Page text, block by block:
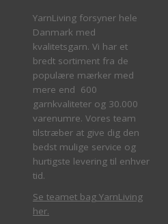
YarnLiving forsyner hele
Danmark med
kvalitetsgarn. Vi har et
bredt sortiment fra de
populære mærker med
mere end 600
garnkvaliteter og 30.000
varenumre. Vores team
tilstræber at give dig den
bedst mulige service og
hurtigste levering til enhver
tid.
Se teamet bag YarnLiving
her.